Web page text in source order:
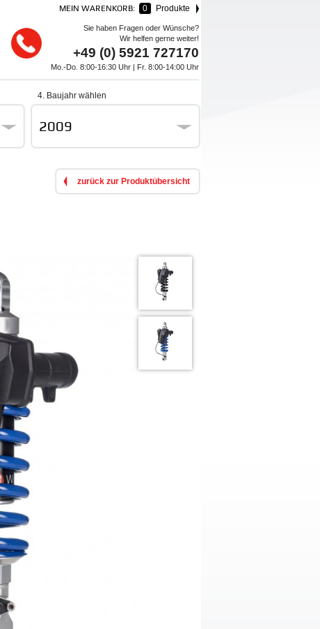
MEIN WARENKORB: 0 Produkte
Sie haben Fragen oder Wünsche?
Wir helfen gerne weiter!
+49 (0) 5921 727170
Mo.-Do. 8:00-16:30 Uhr | Fr. 8:00-14:00 Uhr
4. Baujahr wählen
2009
zurück zur Produktübersicht